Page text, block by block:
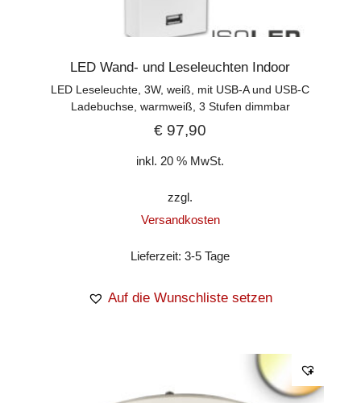
LED Wand- und Leseleuchten Indoor
LED Leseleuchte, 3W, weiß, mit USB-A und USB-C
Ladebuchse, warmweiß, 3 Stufen dimmbar
€ 97,90
inkl. 20 % MwSt.
zzgl.
Versandkosten
Lieferzeit:3-5 Tage
Auf die Wunschliste setzen